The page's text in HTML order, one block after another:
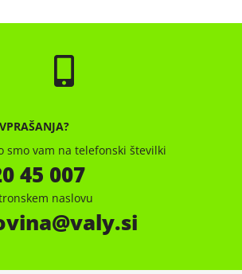
smo vam na telefonski številki
45 007
naslovu
valy.si